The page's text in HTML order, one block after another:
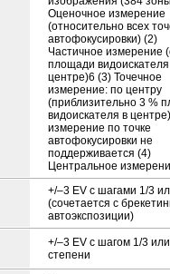
Оценочное измерение
(относительно всех
автофокусировки) (2)
Частичное измерение
площади видоискателя
центре)6 (3) Точечное
измерение: по центру
(приблизительно 3 %
видоискателя в
измерение по точке
автофокусировки не
поддерживается (4)
Центральное
+/–3 EV с шагами 1/3
(сочетается с
автоэкспозиции)
+/–3 EV с шагом 1/3
степени